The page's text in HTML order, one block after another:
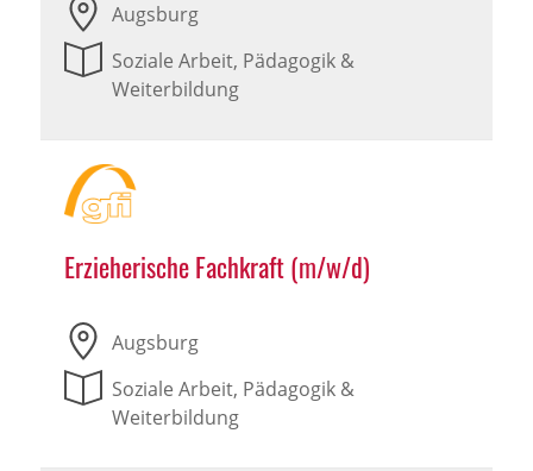
Augsburg
Soziale Arbeit, Pädagogik &
Weiterbildung
Erzieherische Fachkraft (m/w/d)
Augsburg
Soziale Arbeit, Pädagogik &
Weiterbildung